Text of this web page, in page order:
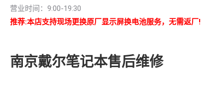
营业时间：9:00-19:30
推荐:本店支持现场更换原厂显示屏换电池服务，无需返厂!
南京戴尔笔记本售后维修